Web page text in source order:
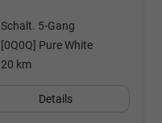
Schalt. 5-Gang
[0Q0Q] Pure White
20 km
Details